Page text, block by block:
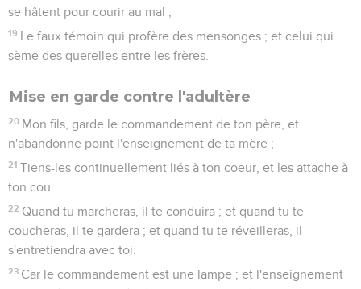
se hâtent pour courir au mal ;
19 Le faux témoin qui profère des mensonges ; et celui qui
sème des querelles entre les frères.
Mise en garde contre l'adultère
20 Mon fils, garde le commandement de ton père, et
n'abandonne point l'enseignement de ta mère ;
21 Tiens-les continuellement liés à ton coeur, et les attache à
ton cou.
22 Quand tu marcheras, il te conduira ; et quand tu te
coucheras, il te gardera ; et quand tu te réveilleras, il
s'entretiendra avec toi.
23 Car le commandement est une lampe ; et l'enseignement